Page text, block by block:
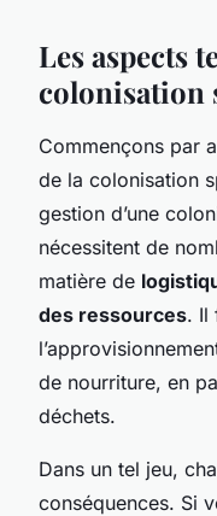
Les aspects
colonisation
Commençons par
de la colonisation
gestion d’une
nécessitent de
matière de
des ressources. Il
de nourriture, en
déchets.
Dans un tel jeu,
conséquences. Si